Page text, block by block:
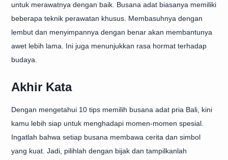
untuk merawatnya dengan baik. Busana adat biasanya memiliki
beberapa teknik perawatan khusus. Membasuhnya dengan
lembut dan menyimpannya dengan benar akan membantunya
awet lebih lama. Ini juga menunjukkan rasa hormat terhadap
budaya.
Akhir Kata
Dengan mengetahui 10 tips memilih busana adat pria Bali, kini
kamu lebih siap untuk menghadapi momen-momen spesial.
Ingatlah bahwa setiap busana membawa cerita dan simbol
yang kuat. Jadi, pilihlah dengan bijak dan tampilkanlah